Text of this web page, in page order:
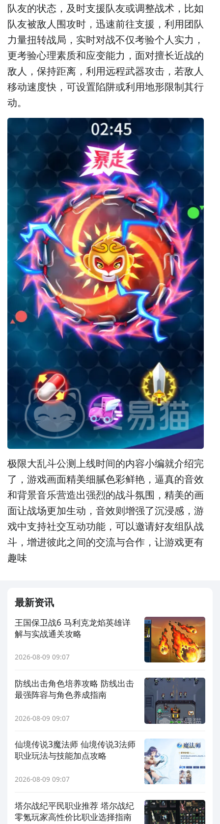
队友的状态，及时支援队友或调整战术，比如
队友被敌人围攻时，迅速前往支援，利用团队
力量扭转战局，实时对战不仅考验个人实力，
更考验心理素质和应变能力，面对擅长近战的
敌人，保持距离，利用远程武器攻击，若敌人
移动速度快，可设置陷阱或利用地形限制其行
动。
极限大乱斗公测上线时间的内容小编就介绍完
了， 游戏画面精美细腻色彩鲜艳，逼真的音效
和背景音乐营造出强烈的战斗氛围，精美的画
面让战场更加生动，音效则增强了沉浸感，游
戏中支持社交互动功能，可以邀请好友组队战
斗，增进彼此之间的交流与合作，让游戏更有
趣味
最新资讯
王国保卫战6 马利克龙焰英雄详
解与实战通关攻略
2026-08-09 09:07
防线出击角色培养攻略 防线出击
最强阵容与角色养成指南
2026-08-09 09:07
仙境传说3魔法师 仙境传说3法师
职业玩法与技能加点攻略
2026-08-09 09:07
塔尔战纪平民职业推荐 塔尔战纪
零氪玩家高性价比职业选择指南